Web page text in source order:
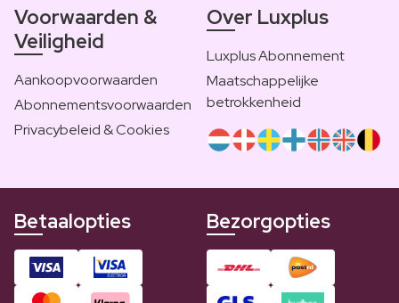
Voorwaarden &
Veiligheid
Aankoopvoorwaarden
Abonnementsvoorwaarden
Privacybeleid & Cookies
Over Luxplus
Luxplus Abonnement
Maatschappelijke
betrokkenheid
Betaalopties Bezorgopties